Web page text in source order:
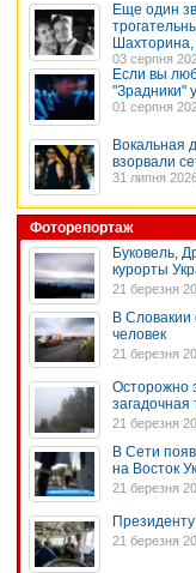
Еще один
03 серпня
Если вы
"Зрадники"
01 серпня
Вокальная
взорвали
31 липня
Фоторепортаж
Буковель,
курорты
21 березня
В Словакии
человек
21 березня
Осторожно
загадочная
21 березня
В Сети
на Восток
21 березня
21 березня